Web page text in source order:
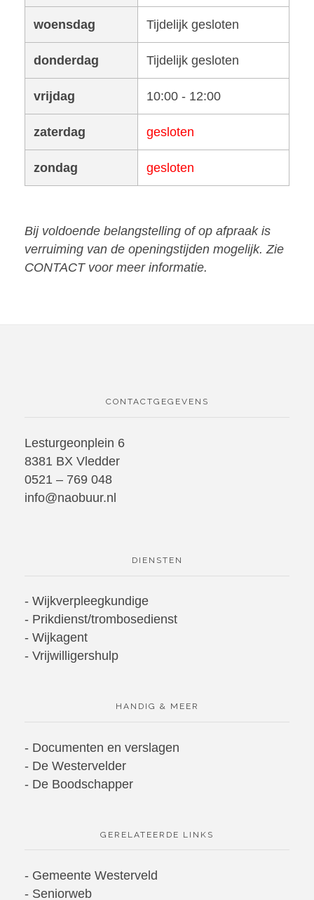
woensdag Tijdelijk gesloten
donderdag Tijdelijk gesloten
vrijdag 10:00 - 12:00
zaterdag gesloten
zondag gesloten
Bij voldoende belangstelling of op afpraak is
verruiming van de openingstijden mogelijk. Zie
CONTACT voor meer informatie.
CONTACTGEGEVENS
Lesturgeonplein 6
8381 BX Vledder
0521 – 769 048
info@naobuur.nl
DIENSTEN
- Wijkverpleegkundige
- Prikdienst/trombosedienst
- Wijkagent
- Vrijwilligershulp
HANDIG & MEER
- Documenten en verslagen
- De Westervelder
- De Boodschapper
GERELATEERDE LINKS
- Gemeente Westerveld
- Seniorweb